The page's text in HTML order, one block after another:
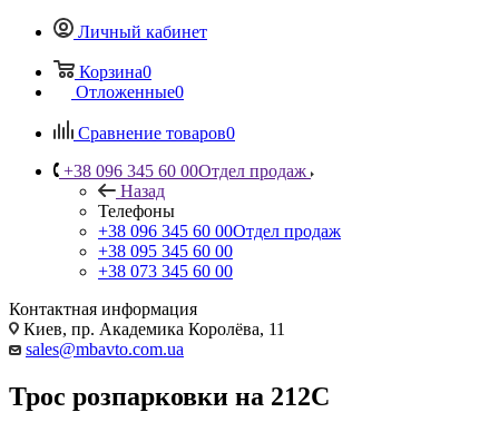
Личный кабинет
Корзина0
Отложенные0
Сравнение товаров0
+38 096 345 60 00Отдел продаж
Назад
Телефоны
+38 096 345 60 00Отдел продаж
+38 095 345 60 00
+38 073 345 60 00
Контактная информация
Киев, пр. Академика Королёва, 11
sales@mbavto.com.ua
Трос розпарковки на 212С